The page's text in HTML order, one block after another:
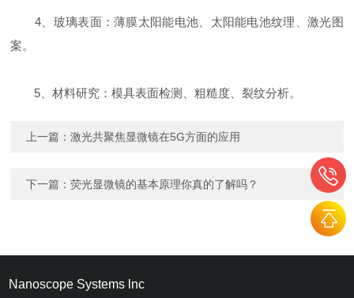
4、玻璃表面：薄膜太阳能电池、太阳能电池纹理、激光图
案。
5、材料研究：模具表面检测、粗糙度、裂纹分析。
上一篇：激光共聚焦显微镜在5G方面的应用
下一篇：荧光显微镜的基本原理你真的了解吗？
Nanoscope Systems lnc